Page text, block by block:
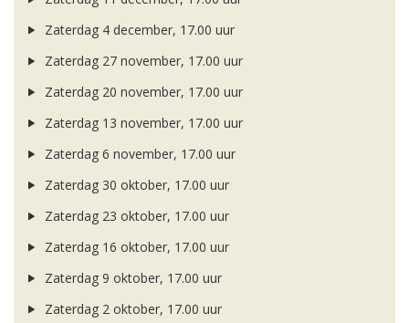
Zaterdag 4 december, 17.00 uur
Zaterdag 27 november, 17.00 uur
Zaterdag 20 november, 17.00 uur
Zaterdag 13 november, 17.00 uur
Zaterdag 6 november, 17.00 uur
Zaterdag 30 oktober, 17.00 uur
Zaterdag 23 oktober, 17.00 uur
Zaterdag 16 oktober, 17.00 uur
Zaterdag 9 oktober, 17.00 uur
Zaterdag 2 oktober, 17.00 uur